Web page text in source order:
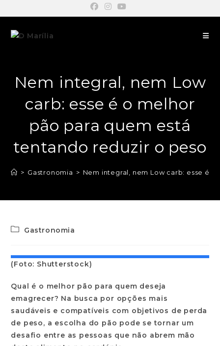
Nem integral, nem Low
carb: esse é o melhor
pão para quem está
tentando reduzir o peso
> Gastronomia > Nem integral, nem Low carb: esse é
Gastronomia
(Foto: Shutterstock)
Qual é o melhor pão para quem deseja
emagrecer? Na busca por opções mais
saudáveis e compatíveis com objetivos de perda
de peso, a escolha do pão pode se tornar um
desafio entre as pessoas que não abrem mão